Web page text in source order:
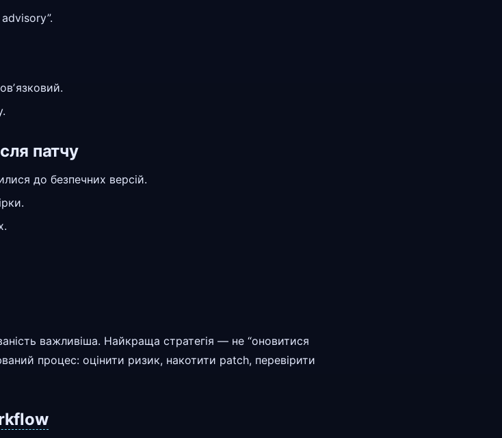
патчу
до безпечних версій.
важливіша. Найкраща стратегія — не “оновитися
процес: оцінити ризик, накотити patch, перевірити